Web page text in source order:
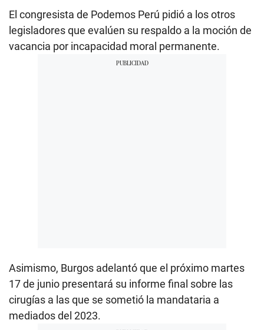
El congresista de Podemos Perú pidió a los otros
legisladores que evalúen su respaldo a la moción de
vacancia por incapacidad moral permanente.
Asimismo, Burgos adelantó que el próximo martes
17 de junio presentará su informe final sobre las
cirugías a las que se sometió la mandataria a
mediados del 2023.